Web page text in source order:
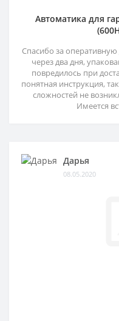
Автоматика для
Спасибо за
через два дня,
повредилось при
понятная инструкция,
сложностей не
Имеется
Дарья
08.05.2020